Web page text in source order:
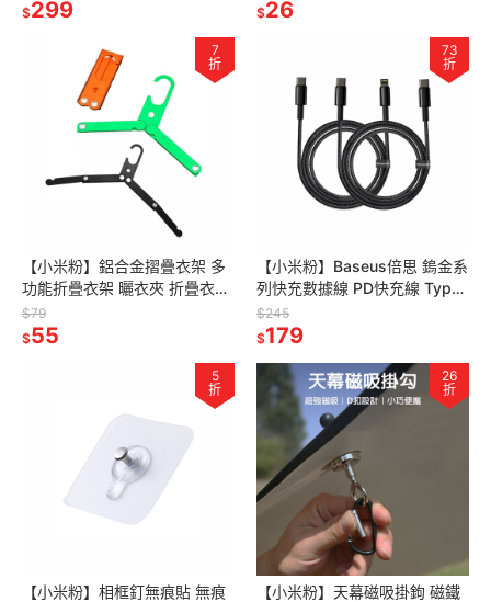
聖誕禮物 兒童禮物
$299 行李綁帶 貨物綑綁帶 手提綁帶
$26
7
折
【小米粉】鋁合金摺疊衣架 多
功能折疊衣架 曬衣夾 折疊衣架
收納衣架 輕便式 鋁合金 露營
登山 旅行 衣架
$79
$55
73
折
【小米粉】Baseus倍思 鎢金系
列快充數據線 PD快充線 Type-
C to Type-C 傳輸線 數據線 充
電線
$245
$179
5
折
【小米粉】相框釘無痕貼 無痕
26
折
【小米粉】天幕磁吸掛鉤 磁鐵